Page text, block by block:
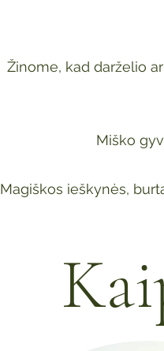
Žinome, kad darželio
Miško
Magiškos ieškynės,